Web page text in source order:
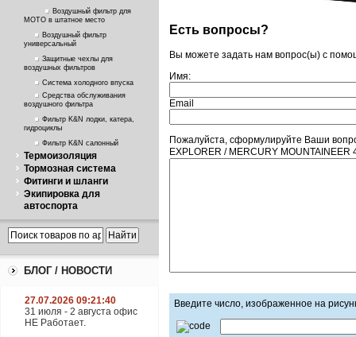
Воздушный фильтр для
МОТО в штатное место
Воздушный фильтр
универсальный
Защитные чехлы для
воздушных фильтров
Система холодного впуска
Средства обслуживания
воздушного фильтра
Фильтр K&N лодки, катера,
гидроциклы
Фильтр K&N салонный
Термоизоляция
Тормозная система
Фитинги и шланги
Экипировка для
автоспорта
БЛОГ / НОВОСТИ
27.07.2026 09:21:40
31 июля - 2 августа офис
НЕ Работает.
Есть вопросы?
Вы можете задать нам вопрос(ы) с
Имя:
Email
Пожалуйста, сформулируйте Ваши
EXPLORER / MERCURY MOUNTAINEER
Введите число, изображенное на